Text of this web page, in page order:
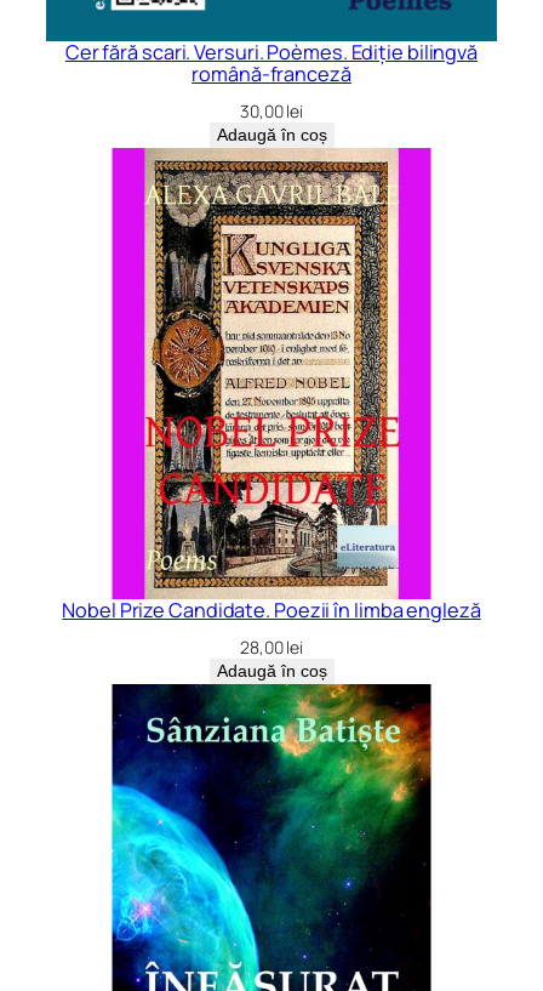
Cer fără scari. Versuri. Poèmes. Ediție bilingvă
română-franceză
30,00lei
Adaugă în coș
Nobel Prize Candidate. Poezii în limba engleză
28,00lei
Adaugă în coș